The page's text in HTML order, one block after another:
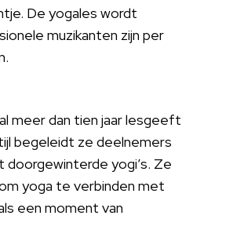
De yogales wordt
muzikanten zijn per
meer dan tien jaar lesgeeft
begeleidt ze deelnemers
doorgewinterde yogi’s. Ze
yoga te verbinden met
een moment van